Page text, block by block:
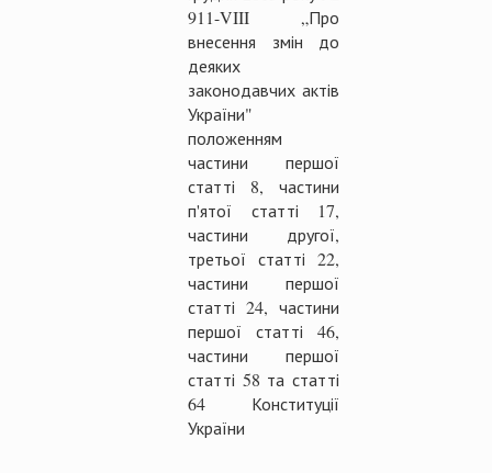
911-VIII „Про
внесення змін до
деяких
законодавчих актів
України"
положенням
частини першої
статті 8, частини
п'ятої статті 17,
частини другої,
третьої статті 22,
частини першої
статті 24, частини
першої статті 46,
частини першої
статті 58 та статті
64 Конституції
України